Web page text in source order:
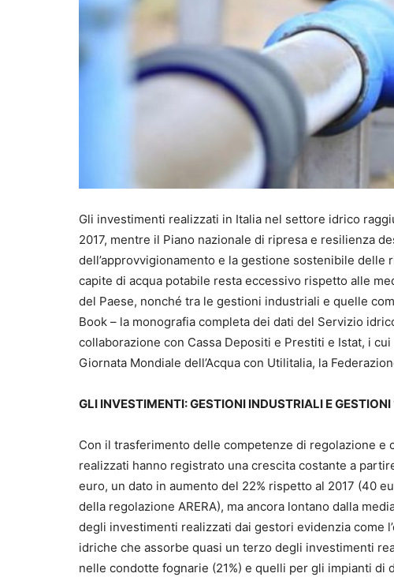
Gli investimenti realizzati in Italia nel settore idrico
2017, mentre il Piano nazionale di ripresa e resilienza
dell’approvvigionamento e la gestione sostenibile
capite di acqua potabile resta eccessivo rispetto alle
del Paese, nonché tra le gestioni industriali e quelle
Book – la monografia completa dei dati del Servizio
collaborazione con Cassa Depositi e Prestiti e Istat, i
Giornata Mondiale dell’Acqua con Utilitalia, la
GLI INVESTIMENTI: GESTIONI INDUSTRIALI E GESTIONI
Con il trasferimento delle competenze di regolazione e
realizzati hanno registrato una crescita costante a
euro, un dato in aumento del 22% rispetto al 2017 (40
della regolazione ARERA), ma ancora lontano dalla
degli investimenti realizzati dai gestori evidenzia come
idriche che assorbe quasi un terzo degli investimenti
nelle condotte fognarie (21%) e quelli per gli impianti di